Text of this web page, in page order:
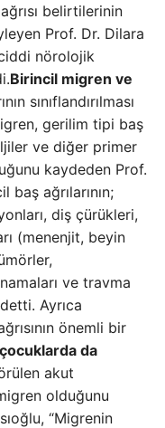
belirtilerinin
Prof. Dr. Dilara
ciddi nörolojik
Birincil migren ve
sınıflandırılması
gerilim tipi baş
ve diğer primer
kaydeden Prof.
baş ağrılarının;
diş çürükleri,
(menenjit, beyin
ve travma
Ayrıca
önemli bir
da
akut
olduğunu
“Migrenin